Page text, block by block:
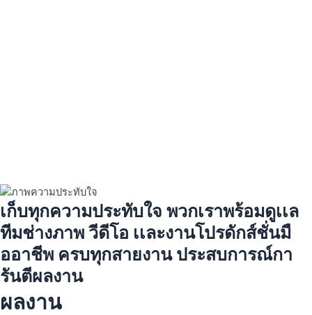
เก็บทุกความประทับใจ พวกเราพร้อมดูเเล
ทีมช่างภาพ วีดีโอ เเละงานโปรดักส์ชั่นมื
ออาชีพ ครบทุกสายงาน ประสบการณ์กา
รันตีผลงาน
ผลงาน